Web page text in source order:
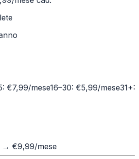
€7,99/mese16–30: €5,99/mese31+:
→ €9,99/mese